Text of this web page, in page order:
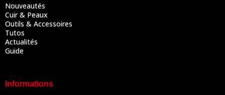
Nouveautés
Cuir & Peaux
Outils & Accessoires
Tutos
Actualités
Guide
Informations